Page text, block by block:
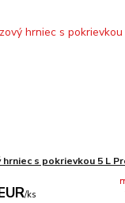
hrniec s pokrievkou 5 L
/ks